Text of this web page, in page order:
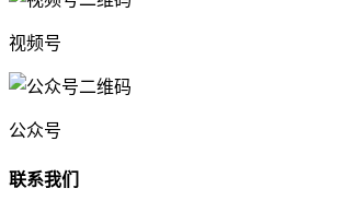
视频号
公众号
联系我们